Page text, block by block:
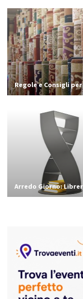
Regole e Consigli
Arredo Giorno: